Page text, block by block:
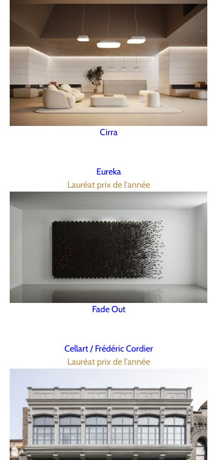
Cirra
Eureka
Lauréat prix de l'année
Fade Out
Cellart / Frédéric Cordier
Lauréat prix de l'année